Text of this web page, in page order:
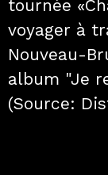
tournée
voyager à
Nouveau-
album "Je
(Source: